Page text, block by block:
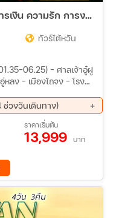
ทัวร์ไต้หวัน พิกัดมงคล เสริมดวง การเงิน ความรัก การงาน 5วัน 3คืน (VZ)
ทัวร์ไต้หวัน
ลง – เมืองไถจง - โรง
านขนมพายสับปะรด - วัด
มาร์เก็ต ร้านเครื่องสำอาง
– ศาลเจ้าจินซานไฉเสิน - วัดหลงซาน – ซีเหมินติง
วงวันเดินทาง)
ส.ค. 69 - 30 ส.ค. 69
ก.ย. 69 - 20 ก.ย. 69
ราคาเริ่มต้น
13,999 บาท